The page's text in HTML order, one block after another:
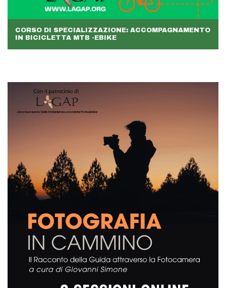
CORSO DI SPECIALIZZAZIONE: ACCOMPAGNAMENTO
IN BICICLETTA MTB -EBIKE